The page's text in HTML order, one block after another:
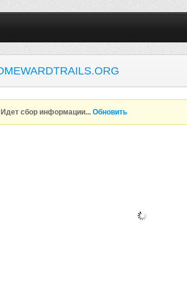
Идет сбор информации...Обновить